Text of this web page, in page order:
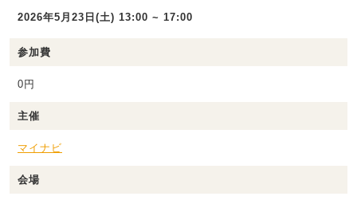
2026年5月23日(土) 13:00 ~ 17:00
参加費
0円
主催
マイナビ
会場